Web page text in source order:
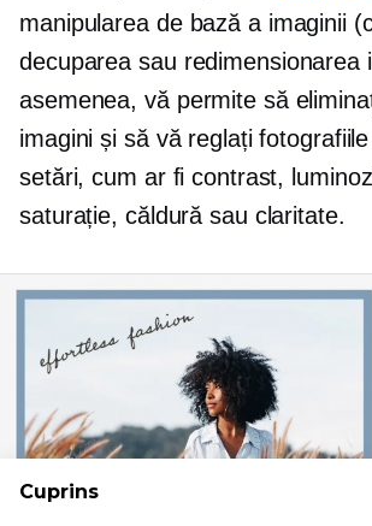
manipularea de bază a imaginii
decuparea sau redimensionarea
asemenea, vă permite să
imagini și să vă reglați
setări, cum ar fi contrast,
saturație, căldură sau claritate.
Cuprins